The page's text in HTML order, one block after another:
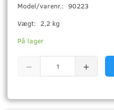
Model/varenr.: 90223
Vægt: 2,2 kg
På lager